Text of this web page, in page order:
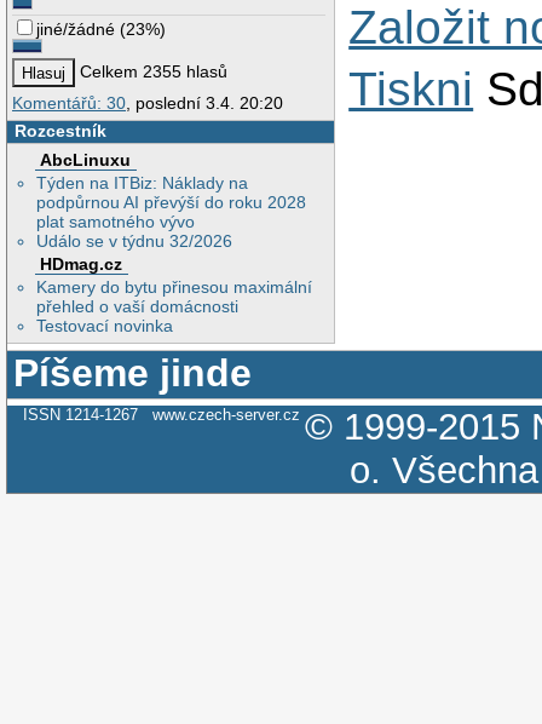
jiné/žádné (23%)
Celkem 2355 hlasů
Komentářů: 30 , poslední 3.4. 20:20
Rozcestník
AbcLinuxu
Týden na ITBiz: Náklady na
podpůrnou AI převýší do roku 2028
plat samotného vývo
Událo se v týdnu 32/2026
HDmag.cz
Kamery do bytu přinesou maximální
přehled o vaší domácnosti
Testovací novinka
Založit
Tiskni
Píšeme jinde
ISSN 1214-1267 www.czech-server.cz © 1999-2015
o.